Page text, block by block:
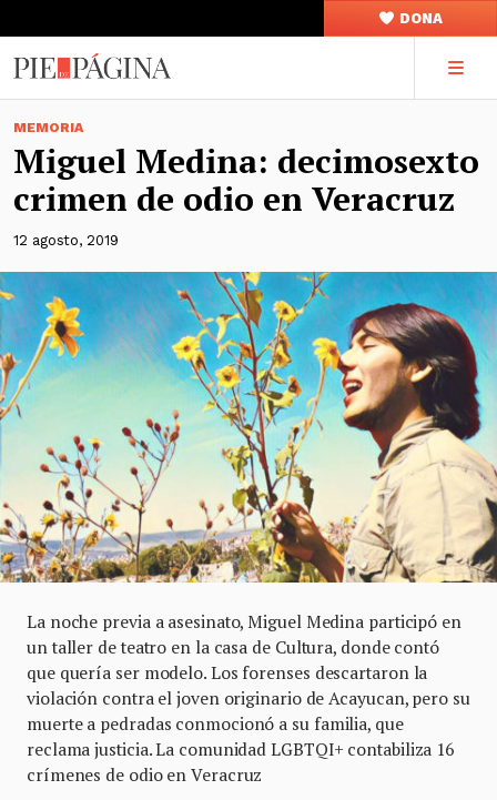
DONA
MEMORIA
Miguel Medina: decimosexto
crimen de odio en Veracruz
12 agosto, 2019
La noche previa a asesinato, Miguel Medina participó en
un taller de teatro en la casa de Cultura, donde contó
que quería ser modelo. Los forenses descartaron la
violación contra el joven originario de Acayucan, pero su
muerte a pedradas conmocionó a su familia, que
reclama justicia. La comunidad LGBTQI+ contabiliza 16
crímenes de odio en Veracruz